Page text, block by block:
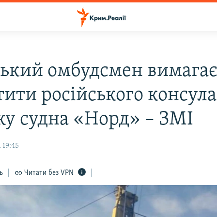
омбудсмен
російського
судна «Норд» – ЗМІ
19:45
Читати без VPN